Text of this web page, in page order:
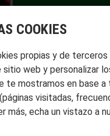
COOKIES
propias y de terceros
web y personalizar
te mostramos en base a
visitadas,
más, echa un vistazo a